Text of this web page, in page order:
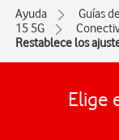
Ayuda Guías
15 5G
Restablece los
Elige